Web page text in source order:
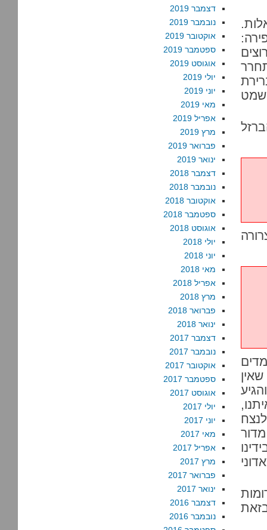
דצמבר 2019
נובמבר 2019
אוקטובר 2019
ספטמבר 2019
אוגוסט 2019
יולי 2019
יוני 2019
מאי 2019
אפריל 2019
מרץ 2019
פברואר 2019
ינואר 2019
דצמבר 2018
נובמבר 2018
אוקטובר 2018
ספטמבר 2018
אוגוסט 2018
יולי 2018
יוני 2018
מאי 2018
אפריל 2018
מרץ 2018
פברואר 2018
ינואר 2018
דצמבר 2017
נובמבר 2017
אוקטובר 2017
ספטמבר 2017
אוגוסט 2017
יולי 2017
יוני 2017
מאי 2017
אפריל 2017
מרץ 2017
פברואר 2017
ינואר 2017
דצמבר 2016
נובמבר 2016